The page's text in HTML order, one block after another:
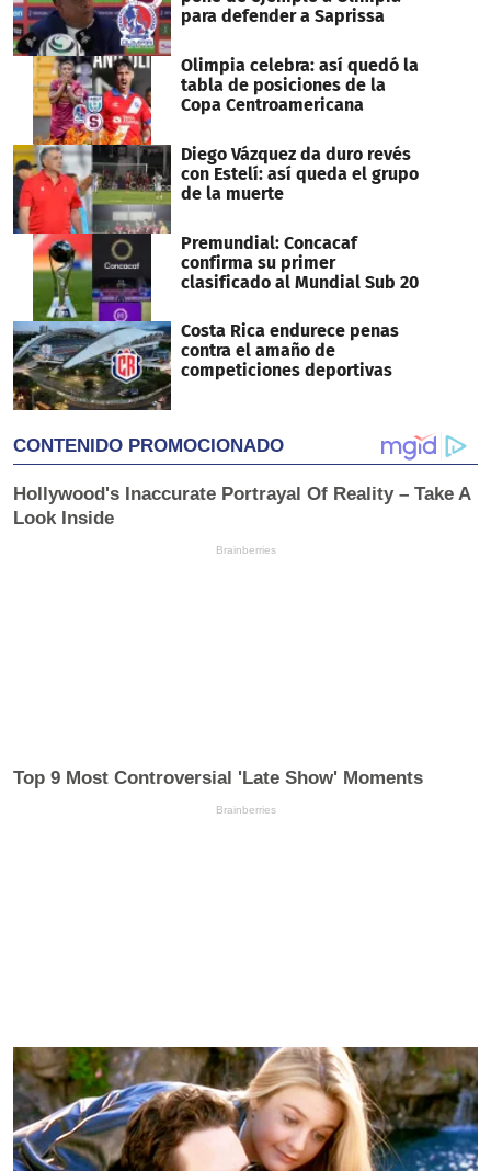
para defender a Saprissa
Olimpia celebra: así quedó la
tabla de posiciones de la
Copa Centroamericana
Diego Vázquez da duro revés
con Estelí: así queda el grupo
de la muerte
Premundial: Concacaf
confirma su primer
clasificado al Mundial Sub 20
Costa Rica endurece penas
contra el amaño de
competiciones deportivas